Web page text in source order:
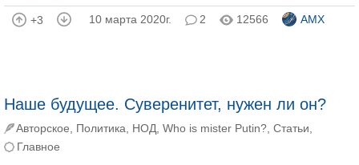
+3 10 марта 2020г. 2 12566 AMX
Наше будущее. Суверенитет, нужен ли он?
Авторское Политика НОД Who is mister Putin? Статьи
Главное